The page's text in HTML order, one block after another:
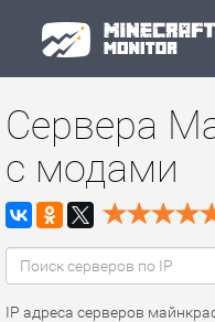
Сервера
с модами
IP адреса серверов